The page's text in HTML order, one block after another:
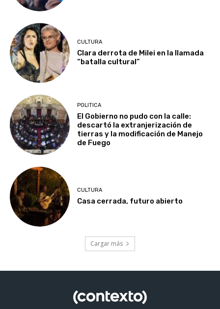
CULTURA
Clara derrota de Milei en la llamada
“batalla cultural”
POLITICA
El Gobierno no pudo con la calle:
descartó la extranjerización de
tierras y la modificación de Manejo
de Fuego
CULTURA
Casa cerrada, futuro abierto
Cargar más